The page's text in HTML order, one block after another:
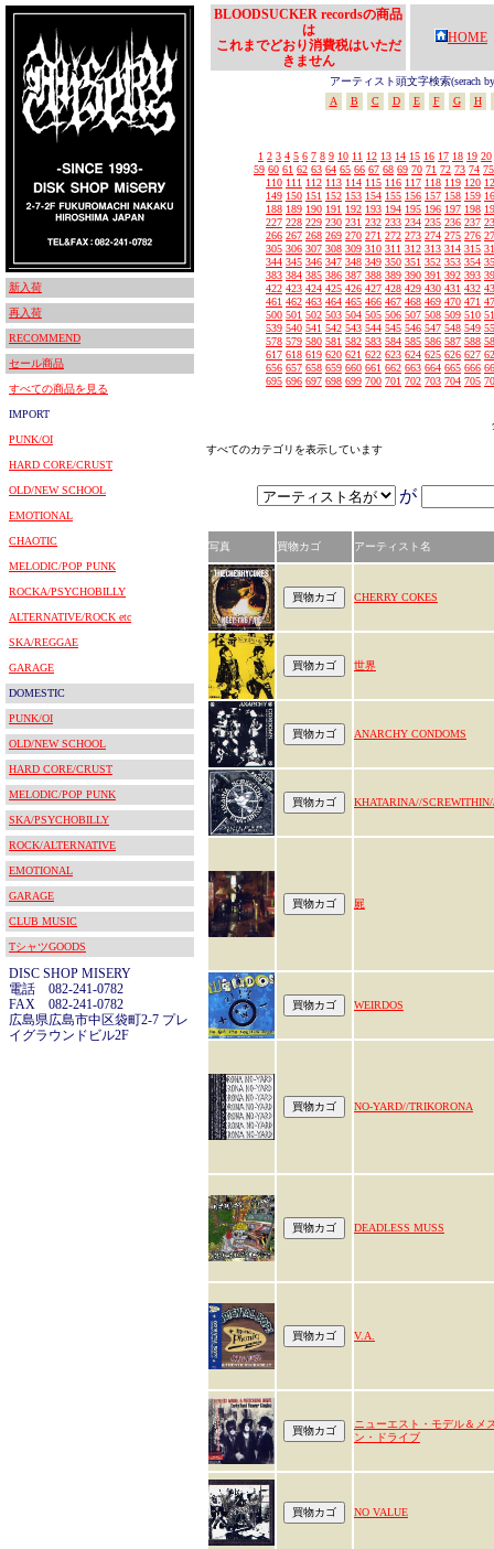
新入荷
再入荷
RECOMMEND
セール商品
すべての商品を見る
IMPORT
PUNK/OI
HARD CORE/CRUST
OLD/NEW SCHOOL
EMOTIONAL
CHAOTIC
MELODIC/POP PUNK
ROCKA/PSYCHOBILLY
ALTERNATIVE/ROCK etc
SKA/REGGAE
GARAGE
DOMESTIC
PUNK/OI
OLD/NEW SCHOOL
HARD CORE/CRUST
MELODIC/POP PUNK
SKA/PSYCHOBILLY
ROCK/ALTERNATIVE
EMOTIONAL
GARAGE
CLUB MUSIC
TシャツGOODS
DISC SHOP MISERY
電話 082-241-0782
FAX 082-241-0782
広島県広島市中区袋町2-7 プレ
イグラウンドビル2F
BLOODSUCKER recordsの商品
は
これまでどおり消費税はいただ
きません
HOME
アーティスト頭文字検索(serach
A
B C D E F G H
1 2 3 4 5 6 7 8 9 10 11 12 13 14 15 16 17 18 19 20
59 60 61 62 63 64 65 66 67 68 69 70 71 72 73 74 75
110 111 112 113 114 115 116 117 118 119 120
149 150 151 152 153 154 155 156 157 158 159
188 189 190 191 192 193 194 195 196 197 198
227 228 229 230 231 232 233 234 235 236 237
266 267 268 269 270 271 272 273 274 275 276
305 306 307 308 309 310 311 312 313 314 315
344 345 346 347 348 349 350 351 352 353 354
383 384 385 386 387 388 389 390 391 392 393
422 423 424 425 426 427 428 429 430 431 432
461 462 463 464 465 466 467 468 469 470 471
500 501 502 503 504 505 506 507 508 509 510
539 540 541 542 543 544 545 546 547 548 549
578 579 580 581 582 583 584 585 586 587 588
617 618 619 620 621 622 623 624 625 626 627
656 657 658 659 660 661 662 663 664 665 666
695 696 697 698 699 700 701 702 703 704 705
すべてのカテゴリを表示しています
が
写真 買物カゴ アーティスト名
CHERRY COKES
世界
ANARCHY CONDOMS
KHATARINA//
屍
WEIRDOS
NO-YARD//TRIKORONA
DEADLESS MUSS
V.A.
ニューエスト・モデル＆メ
ン・ドライブ
NO VALUE